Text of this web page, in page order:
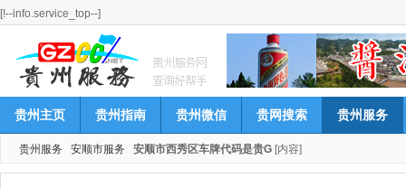
[!--info.service_top--]
贵州主页 贵州指南 贵州微信 贵网搜索 贵州服务
贵州服务 安顺市服务 安顺市西秀区车牌代码是贵G [内容]